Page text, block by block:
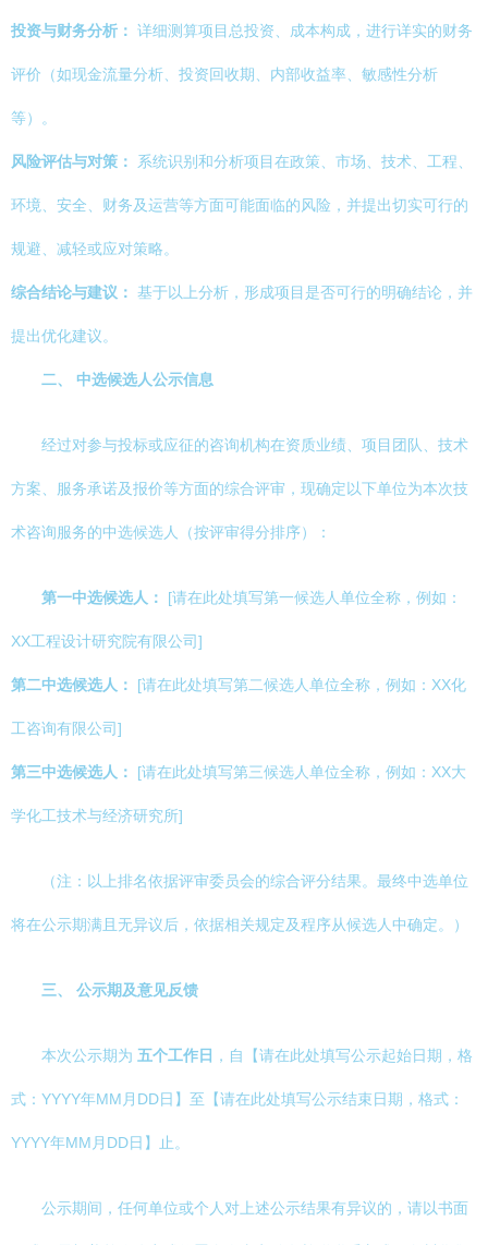
投资与财务分析： 详细测算项目总投资、成本构成，进行详实的财务
评价（如现金流量分析、投资回收期、内部收益率、敏感性分析
等）。
风险评估与对策： 系统识别和分析项目在政策、市场、技术、工程、
环境、安全、财务及运营等方面可能面临的风险，并提出切实可行的
规避、减轻或应对策略。
综合结论与建议： 基于以上分析，形成项目是否可行的明确结论，并
提出优化建议。
二、 中选候选人公示信息
经过对参与投标或应征的咨询机构在资质业绩、项目团队、技术
方案、服务承诺及报价等方面的综合评审，现确定以下单位为本次技
术咨询服务的中选候选人（按评审得分排序）：
第一中选候选人： [请在此处填写第一候选人单位全称，例如：
XX工程设计研究院有限公司]
第二中选候选人： [请在此处填写第二候选人单位全称，例如：XX化
工咨询有限公司]
第三中选候选人： [请在此处填写第三候选人单位全称，例如：XX大
学化工技术与经济研究所]
（注：以上排名依据评审委员会的综合评分结果。最终中选单位
将在公示期满且无异议后，依据相关规定及程序从候选人中确定。）
三、 公示期及意见反馈
本次公示期为 五个工作日 ，自【请在此处填写公示起始日期，格
式：YYYY年MM月DD日】至【请在此处填写公示结束日期，格式：
YYYY年MM月DD日】止。
公示期间，任何单位或个人对上述公示结果有异议的，请以书面